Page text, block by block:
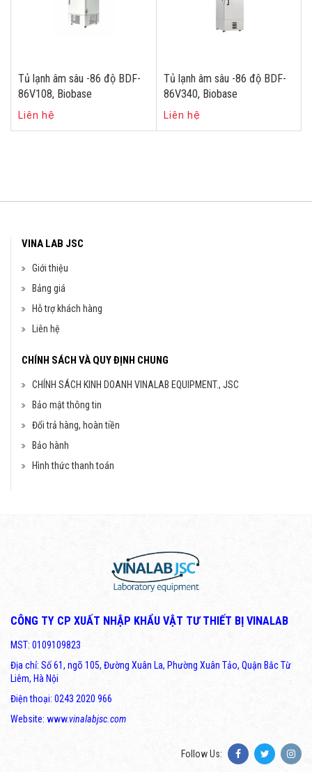
Tủ lạnh âm sâu -86 độ BDF-
86V108, Biobase
Liên hệ
Tủ lạnh âm sâu -86 độ BDF-
86V340, Biobase
Liên hệ
VINA LAB JSC
Giới thiệu
Bảng giá
Hỗ trợ khách hàng
Liên hệ
CHÍNH SÁCH VÀ QUY ĐỊNH CHUNG
CHÍNH SÁCH KINH DOANH VINALAB EQUIPMENT., JSC
Bảo mật thông tin
Đổi trả hàng, hoàn tiền
Bảo hành
Hình thức thanh toán
CÔNG TY CP XUẤT NHẬP KHẨU VẬT TƯ THIẾT BỊ VINALAB
MST: 0109109823
Địa chỉ: Số 61, ngõ 105, Đường Xuân La, Phường Xuân Tảo, Quận Bắc Từ
Liêm, Hà Nội
Điện thoại: 0243 2020 966
Website: www.vinalabjsc.com
Follow Us: